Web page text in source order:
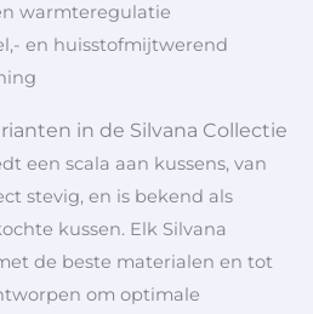
warmteregulatie
en huisstofmijtwerend
in de Silvana Collectie
een scala aan kussens, van
stevig, en is bekend als
kussen. Elk Silvana
de beste materialen en tot
om optimale